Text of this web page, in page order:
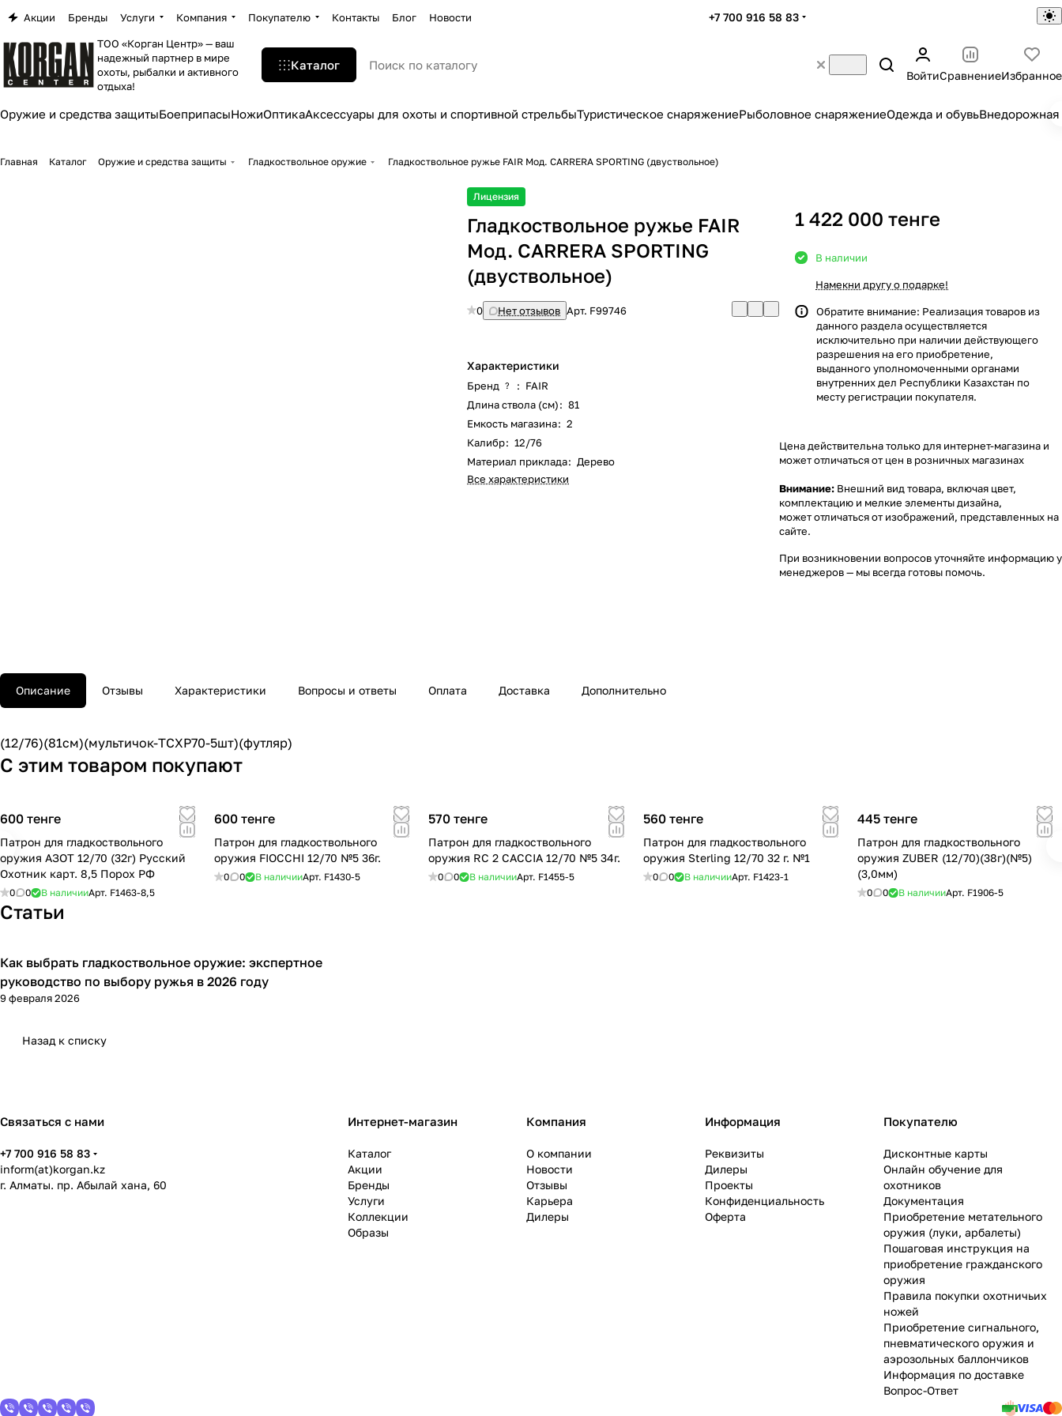
Акции Бренды Услуги Компания Покупателю Контакты Блог Новости +7 700 916 58 83
ТОО «Корган Центр» — ваш
надежный партнер в мире
охоты, рыбалки и активного
отдыха!
Каталог
ВойтиСравнениеИзбранное
Оружие и средства защитыБоеприпасыНожиОптикаАксессуары для охоты и спортивной стрельбыТуристическое снаряжениеРыболовное снаряжениеОдежда и обувьВнедорожная
Главная Каталог Оружие и средства защиты Гладкоствольное оружие Гладкоствольное ружье FAIR Moд. CARRERA SPORTING (двуствольное)
Лицензия
Гладкоствольное ружье FAIR
Moд. CARRERA SPORTING
(двуствольное)
0 Нет отзывов Арт. F99746
Характеристики
Бренд ? : FAIR
Длина ствола (см): 81
Емкость магазина: 2
Калибр: 12/76
Материал приклада: Дерево
Все характеристики
1 422 000 тенге
В наличии
Намекни другу о подарке!
Обратите внимание: Реализация товаров из
данного раздела осуществляется
исключительно при наличии действующего
разрешения на его приобретение,
выданного уполномоченными органами
внутренних дел Республики Казахстан по
месту регистрации покупателя.
Цена действительна только для интернет-магазина и
может отличаться от цен в розничных магазинах
Внимание: Внешний вид товара, включая цвет,
комплектацию и мелкие элементы дизайна,
может отличаться от изображений, представленных на
сайте.
При возникновении вопросов уточняйте информацию у
менеджеров— мы всегда готовы помочь.
Описание Отзывы Характеристики Вопросы и ответы Оплата Доставка Дополнительно
(12/76)(81см)(мультичок-TCXP70-5шт)(футляр)
С этим товаром покупают
600 тенге
Патрон для гладкоствольного
оружия АЗОТ 12/70 (32г) Русский
Охотник карт. 8,5 Порох РФ
0 0 В наличииАрт. F1463-8,5
600 тенге
Патрон для гладкоствольного
оружия FIOCCHI 12/70 №5 36г.
0 0 В наличииАрт. F1430-5
570 тенге
Патрон для гладкоствольного
оружия RC 2 CACCIA 12/70 №5 34г.
0 0 В наличииАрт. F1455-5
560 тенге
Патрон для гладкоствольного
оружия Sterling 12/70 32 г. №1
0 0 В наличииАрт. F1423-1
445 тенге
Патрон для гладкоствольного
оружия ZUBER (12/70)(38г)(№5)
(3,0мм)
0 0 В наличииАрт. F1906-5
Статьи
Советы покупателям
Как выбрать гладкоствольное оружие: экспертное
руководство по выбору ружья в 2026 году
9 февраля 2026
Назад к списку
Связаться с нами
+7 700 916 58 83
inform(at)korgan.kz
г. Алматы. пр. Абылай хана, 60
Интернет-магазин
Каталог
Акции
Бренды
Услуги
Коллекции
Образы
Компания
О компании
Новости
Отзывы
Карьера
Дилеры
Информация
Реквизиты
Дилеры
Проекты
Конфиденциальность
Оферта
Покупателю
Дисконтные карты
Онлайн обучение для
охотников
Документация
Приобретение метательного
оружия (луки, арбалеты)
Пошаговая инструкция на
приобретение гражданского
оружия
Правила покупки охотничьих
ножей
Приобретение сигнального,
пневматического оружия и
аэрозольных баллончиков
Информация по доставке
Вопрос-Ответ